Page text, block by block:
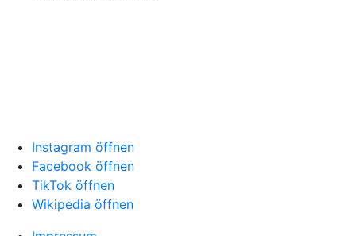
Instagram öffnen
Facebook öffnen
TikTok öffnen
Wikipedia öffnen